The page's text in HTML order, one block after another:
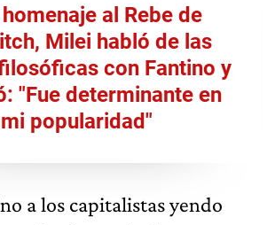
al Rebe de
Milei habló de las
con Fantino y
"Fue determinante en
mi popularidad"
a los capitalistas yendo